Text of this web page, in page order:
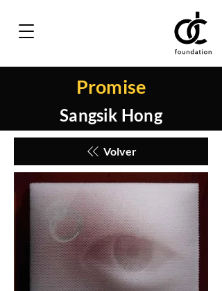
Promise
Sangsik Hong
Volver